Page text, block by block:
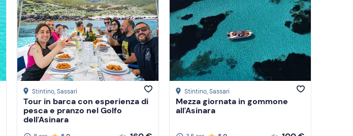
Stintino, Sassari
Tour in barca con esperienza di
pesca e pranzo nel Golfo
dell'Asinara
Stintino, Sassari
Mezza giornata in gommone
all'Asinara